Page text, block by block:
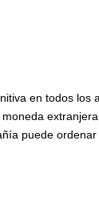
en todos
puede